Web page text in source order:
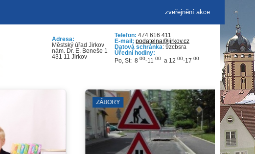
zveřejnění akce
Adresa:
Městský úřad Jirkov
nám. Dr. E. Beneše 1
431 11 Jirkov
Telefon: 474 616 411
E-mail: podatelna@jirkov.cz
Datová schránka: 9zcbsra
Úřední hodiny:
Po, St: 8 00-11 00 a 12 00-17 00
KOSTEL SV. JILJÍ